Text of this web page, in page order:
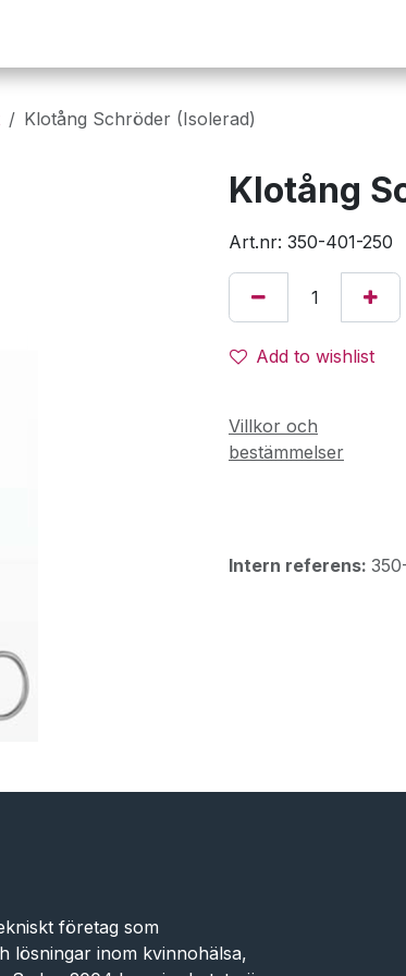
Klotång Schröder (Isolerad)
Klotång
Art.nr: 350-401-250
Add to wishlist
Villkor och
bestämmelser
Intern referens:
företag som
lösningar inom kvinnohälsa,